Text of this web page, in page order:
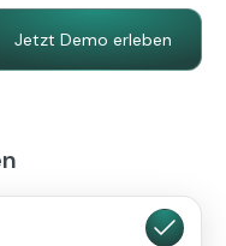
Jetzt Demo erleben